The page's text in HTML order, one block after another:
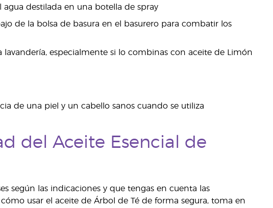
agua destilada en una botella de spray
de la bolsa de basura en el basurero para combatir los
especialmente si lo combinas con aceite de Limón
de una piel y un cabello sanos cuando se utiliza
del Aceite Esencial de
según las indicaciones y que tengas en cuenta las
usar el aceite de Árbol de Té de forma segura, toma en